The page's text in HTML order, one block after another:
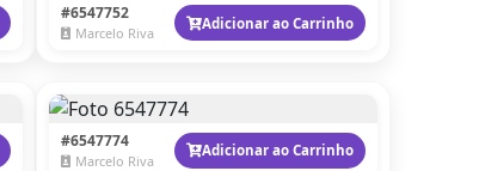
#6547752
Marcelo Riva
Adicionar ao Carrinho
#6547774
Marcelo Riva
Adicionar ao Carrinho